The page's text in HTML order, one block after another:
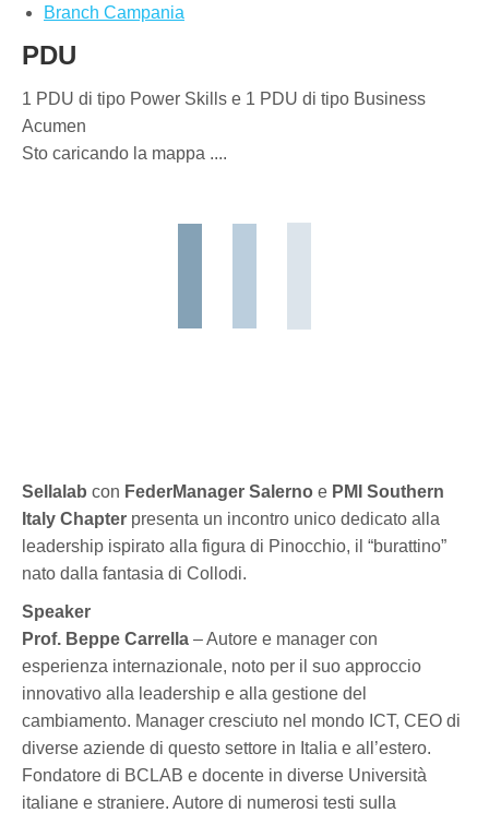
Branch Campania
PDU
1 PDU di tipo Power Skills e 1 PDU di tipo Business
Acumen
Sto caricando la mappa ....
Sellalab con FederManager Salerno e PMI Southern
Italy Chapter presenta un incontro unico dedicato alla
leadership ispirato alla figura di Pinocchio, il “burattino”
nato dalla fantasia di Collodi.
Speaker
Prof. Beppe Carrella – Autore e manager con
esperienza internazionale, noto per il suo approccio
innovativo alla leadership e alla gestione del
cambiamento. Manager cresciuto nel mondo ICT, CEO di
diverse aziende di questo settore in Italia e all’estero.
Fondatore di BCLAB e docente in diverse Università
italiane e straniere. Autore di numerosi testi sulla